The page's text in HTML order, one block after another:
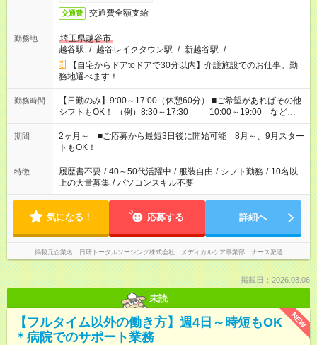
交通費 交通費全額支給
勤務地
埼玉県越谷市
越谷駅 / 越谷レイクタウン駅 / 新越谷駅 / …
【自宅からドアtoドアで30分以内】介護施設でのお仕事。勤
務地選べます！
勤務時間
【日勤のみ】9:00～17:00（休憩60分） ■ご希望があればその他
シフトもOK！ （例）8:30～17:30 10:00～19:00 など
「家族とお休みを合わせたい」 「できれば残業はしたくない」
など、あなたのご希望に沿ったお仕事をご紹介します！ ※Wワ
ーク希望の方へ 今ご覧のお仕事で希望する勤務時間と、もう1つ
のお仕事の勤務時間。 合計で週40時間を超える場合は応募でき
ません
期間
2ヶ月～ ■ご応募から最短3日後に開始可能 8月～、9月スター
トもOK！
特徴 履歴書不要 / 40～50代活躍中 / 服装自由 / シフト勤務 / 10名以
上の大量募集 / パソコンスキル不要
気になる！ 応募する 詳細へ
掲載元企業名 日研トータルソーシング株式会社 メディカルケア事業部 ナース派遣
掲載日：2026.08.06
未読
NEW
【フルタイム以外の働き方】週4日～時短もOK
＊病院でのサポート業務